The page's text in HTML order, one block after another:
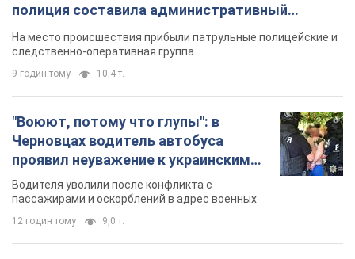
полиция составила административный
протокол. Видео
На место происшествия прибыли патрульные полицейские и
следственно-оперативная группа
9 годин тому 10,4 т.
"Воюют, потому что глупы": в
Черновцах водитель автобуса
проявил неуважение к украинским
военным и поплатился за это.
Видео
Водителя уволили после конфликта с
пассажирами и оскорблений в адрес военных
12 годин тому 9,0 т.